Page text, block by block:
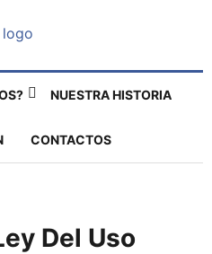
NUESTRA HISTORIA
CONTACTOS
Del Uso